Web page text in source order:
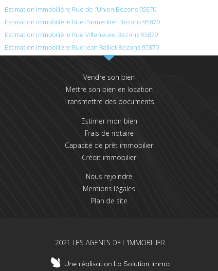
Estimation immobilière Rue de l’Union Bezons 95870
Estimation immobilière Rue Parmentier Bezons 95870
Estimation immobilière Rue Villeneuve Bezons 95870
Estimation immobilière Rue Jean Baillet Bezons 95870
Vendre son bien
Mettre son bien en location
Transmettre des documents
Estimer mon bien
Frais de notaire
Capacité de prêt immobilier
Crédit immobilier
Nous rejoindre
Mentions légales
Plan de site
2021 LES AGENTS DE L'IMMOBILIER
Une réalisation La Solution Immo